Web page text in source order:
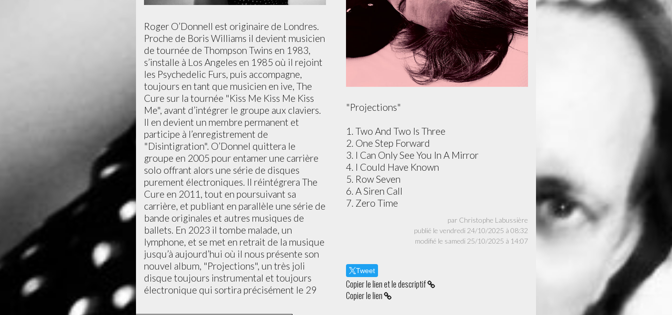
Roger O’Donnell est originaire de Londres.
Proche de Boris Williams il devient musicien
de tournée de Thompson Twins en 1983,
s’installe à Los Angeles en 1985 où il rejoint
les Psychedelic Furs, puis accompagne,
toujours en tant que musicien en ive, The
Cure sur la tournée "Kiss Me Kiss Me Kiss
Me", avant d’intégrer le groupe aux claviers.
Il en devient un membre permanent et
participe à l’enregistrement de
"Disintigration". O’Donnel quittera le
groupe en 2005 pour entamer une carrière
solo offrant alors une série de disques
purement électroniques. Il réintégrera The
Cure en 2011, tout en poursuivant sa
carrière, et publiant en parallèle une série de
bande originales et autres musiques de
ballets. En 2023 il tombe malade, un
lymphone, et se met en retrait de la musique
jusqu’à aujourd’hui où il nous présente son
nouvel album, "Projections", un très joli
disque toujours instrumental et toujours
électronique qui sortira précisément le 29
"Projections"
1. Two And Two Is Three
2. One Step Forward
3. I Can Only See You In A Mirror
4. I Could Have Known
5. Row Seven
6. A Siren Call
7. Zero Time
par Christophe Labussière
publié le vendredi 24/10/2025 à 08:32
modifié le samedi 25/10/2025 à 14:07
Tweet
Copier le lien et le descriptif
Copier le lien